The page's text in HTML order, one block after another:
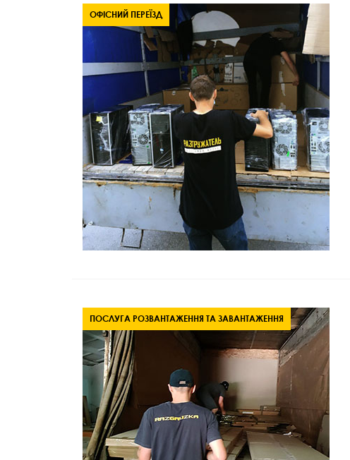
ОФІСНИЙ ПЕРЕЇЗД
ПОСЛУГА РОЗВАНТАЖЕННЯ ТА ЗАВАНТАЖЕННЯ